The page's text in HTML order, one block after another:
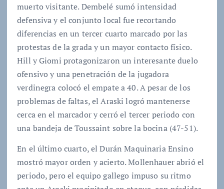
muerto visitante. Dembelé sumó intensidad
defensiva y el conjunto local fue recortando
diferencias en un tercer cuarto marcado por las
protestas de la grada y un mayor contacto físico.
Hill y Giomi protagonizaron un interesante duelo
ofensivo y una penetración de la jugadora
verdinegra colocó el empate a 40. A pesar de los
problemas de faltas, el Araski logró mantenerse
cerca en el marcador y cerró el tercer periodo con
una bandeja de Toussaint sobre la bocina (47-51).
En el último cuarto, el Durán Maquinaria Ensino
mostró mayor orden y acierto. Mollenhauer abrió el
periodo, pero el equipo gallego impuso su ritmo